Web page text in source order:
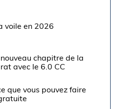
voile en 2026
chapitre de la
avec le 6.0 CC
que vous pouvez faire